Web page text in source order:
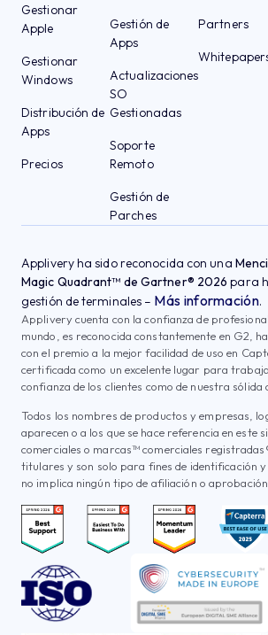
Gestionar
Apple
Gestionar
Windows
Distribución de
Apps
Precios
Gestión de
Apps
Actualizaciones
SO
Gestionadas
Soporte
Remoto
Gestión de
Parches
Partners
Applivery ha sido reconocida con una
Magic Quadrant™ de Gartner® 2026 para
gestión de terminales – Más información.
Applivery cuenta con la confianza de
mundo, es reconocida constantemente en G2,
con el premio a la mejor facilidad de uso en
certificada como un excelente lugar para
confianza de los clientes como de nuestra sólida
Todos los nombres de productos y empresas,
aparecen o a los que se hace referencia en este
comerciales o marcas™ comerciales
titulares y son solo para fines de identificación y
no implica ningún tipo de afiliación o